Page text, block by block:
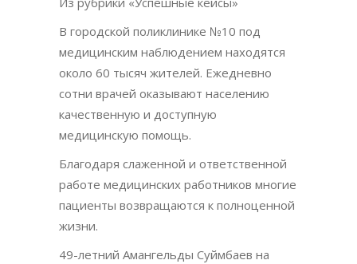
В городской поликлинике №10 под
медицинским наблюдением находятся
около 60 тысяч жителей. Ежедневно
сотни врачей оказывают населению
качественную и доступную
медицинскую помощь.
Благодаря слаженной и ответственной
работе медицинских работников многие
пациенты возвращаются к полноценной
жизни.
49-летний Амангельды Суймбаев на